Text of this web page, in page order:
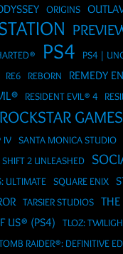
ORIGINS
PS4 PS4 |
RE6 REBORN REMEDY
RESIDENT EVIL® 4
ROCKSTAR GAMES
IV
SANTA MONICA STUDIO
SHIFT 2 UNLEASHED
ULTIMATE SQUARE ENIX
TARSIER STUDIOS
US® (PS4)
TLOZ:
RAIDER®: DEFINITIVE